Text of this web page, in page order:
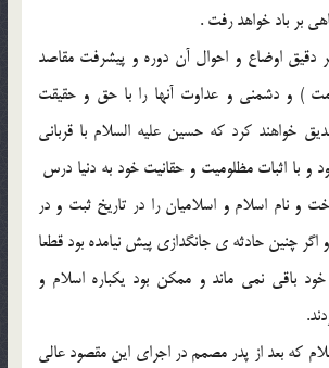
بر باد خواهد رفت .
دقيق اوضاع و احوال آن دوره و پيشرفت مقاصد
) و دشمنى و عداوت آنها را با حق و حقيقت
خواهند كرد كه حسين عليه السلام با قربانى
و با اثبات مظلوميت و حقانيت خود به دنيا درس
و نام اسلام و اسلاميان را در تاريخ ثبت و در
اگر چنين حادثه ى جانگدازى پيش نيامده بود قطعا
باقى نمى ماند و ممكن بود يكباره اسلام و
كه بعد از پدر مصمم در اجراى اين مقصود عالى